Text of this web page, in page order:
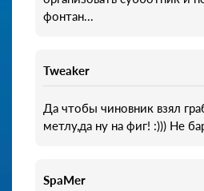
фонтан...
Tweaker
Да чтобы чиновник взял
метлу,да ну на фиг! :))) Не
SpaMer